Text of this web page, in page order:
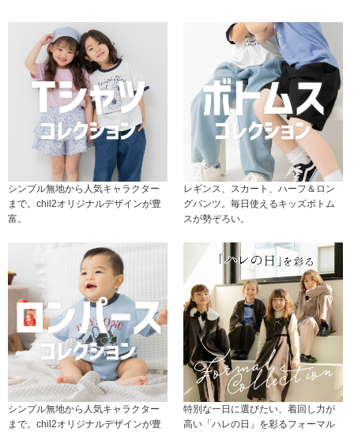
シンプル無地から人気キャラクター
まで。chil2オリジナルデザインが豊
富。
レギンス、スカート、ハーフ＆ロン
グパンツ。毎日使えるキッズボトム
スが勢ぞろい。
シンプル無地から人気キャラクター
まで。chil2オリジナルデザインが豊
特別な一日に選びたい、着回し力が
高い「ハレの日」を彩るフォーマル